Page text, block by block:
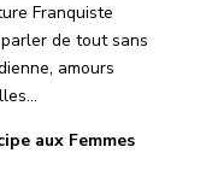
Franquiste
de tout sans
amours
aux Femmes